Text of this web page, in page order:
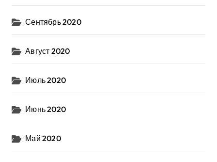
Сентябрь 2020
Август 2020
Июль 2020
Июнь 2020
Май 2020